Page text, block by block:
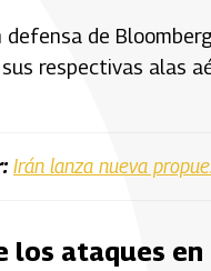
de
respectivas alas
Irán lanza nueva
los ataques